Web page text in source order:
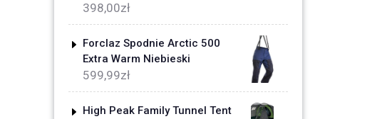
398,00zł
Forclaz Spodnie Arctic 500
Extra Warm Niebieski
599,99zł
High Peak Family Tunnel Tent